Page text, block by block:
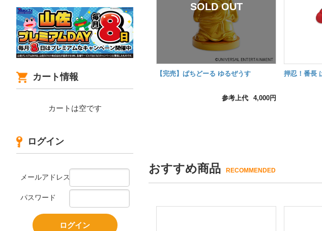
【完売】ぱちどーる ゆるぜうす
参考上代 4,000円
押忍！番長
おすすめ商品 RECOMMENDED
カート情報
カートは空です
ログイン
メールアドレス
パスワード
ログイン